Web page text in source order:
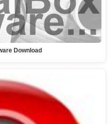
Download